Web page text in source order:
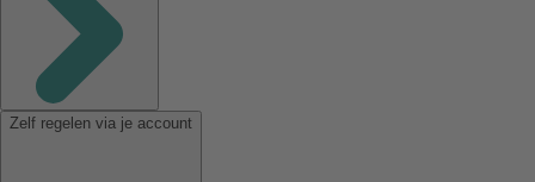
Zelf regelen via je account